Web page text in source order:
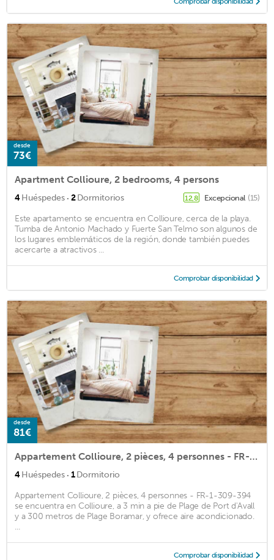
desde
73€
Apartment Collioure, 2 bedrooms, 4 persons
4Huéspedes · 2Dormitorios 12,8 Excepcional (15)
Este apartamento se encuentra en Collioure, cerca de la playa.
Tumba de Antonio Machado y Fuerte San Telmo son algunos de
los lugares emblemáticos de la región, donde también puedes
acercarte a atractivos ...
Comprobar disponibilidad
desde
81€
Appartement Collioure, 2 pièces, 4 personnes - FR-1-309-394
4Huéspedes · 1Dormitorio
Appartement Collioure, 2 pièces, 4 personnes - FR-1-309-394
se encuentra en Collioure, a 3 min a pie de Plage de Port d'Avall
y a 300 metros de Plage Boramar, y ofrece aire acondicionado.
...
Comprobar disponibilidad